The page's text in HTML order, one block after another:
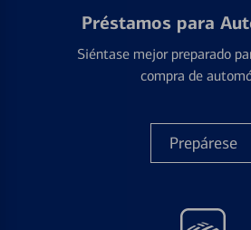
Préstamos para
Siéntase mejor preparado
compra de
Prepárese